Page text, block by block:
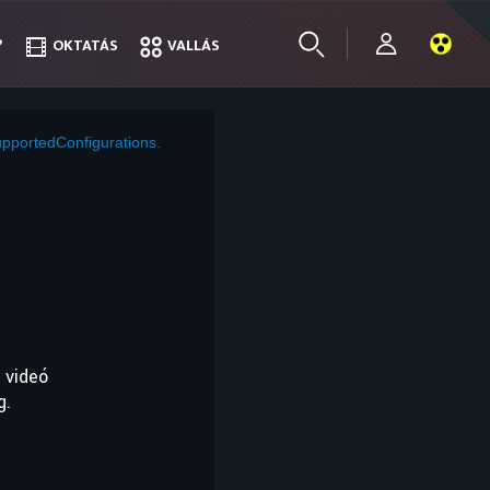
OKTATÁS VALLÁS
OKTATÁS VALLÁS